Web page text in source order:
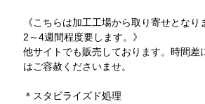
《こちらは加工工場から取り寄せとなり
2～4週間程度要します。》
他サイトでも販売しております。時間差
はご容赦くださいませ。
＊スタビライズド処理